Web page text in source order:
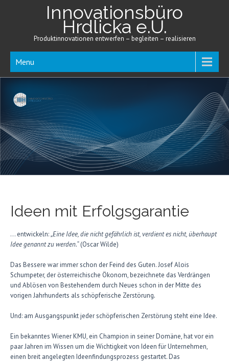
Innovationsbüro
Hrdlicka e.U.
Produktinnovationen entwerfen – begleiten – realisieren
Menu
Ideen mit Erfolgsgarantie
… entwickeln:„Eine Idee, die nicht gefährlich ist, verdient es nicht, überhaupt
Idee genannt zu werden.“(Oscar Wilde)
Das Bessere war immer schon der Feind des Guten. Josef Alois
Schumpeter, der österreichische Ökonom, bezeichnete das Verdrängen
und Ablösen von Bestehendem durch Neues schon in der Mitte des
vorigen Jahrhunderts als schöpferische Zerstörung.
Und: am Ausgangspunkt jeder schöpferischen Zerstörung steht eine Idee.
Ein bekanntes Wiener KMU, ein Champion in seiner Domäne, hat vor ein
paar Jahren im Wissen um die Wichtigkeit von Ideen für Unternehmen,
einen breit angelegten Ideenfindungsprozess gestartet. Das